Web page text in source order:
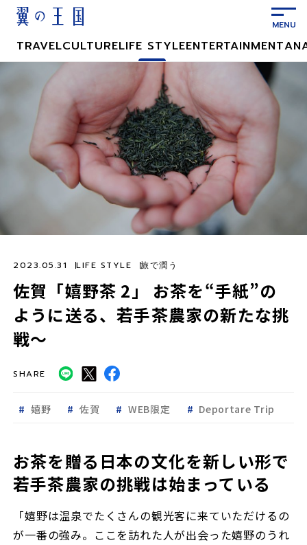
プ
TRAVELCULTURELIFE STYLEENTERTAINMENT
佐賀「嬉野茶 2」 お茶を“手紙”の
ように送る、若手茶農家の新たな挑
戦～
2023.05.31 LIFE STYLE 旅で潤う
SHARE
嬉野 佐賀 WEB限定 Deportare Trip
お茶を贈る日本の文化を新しい形で
若手茶農家の挑戦は始まっている
「嬉野は温泉でたくさんの観光客に来ていただけるの
が一番の強み。ここを訪れた人が出会った嬉野のうれ